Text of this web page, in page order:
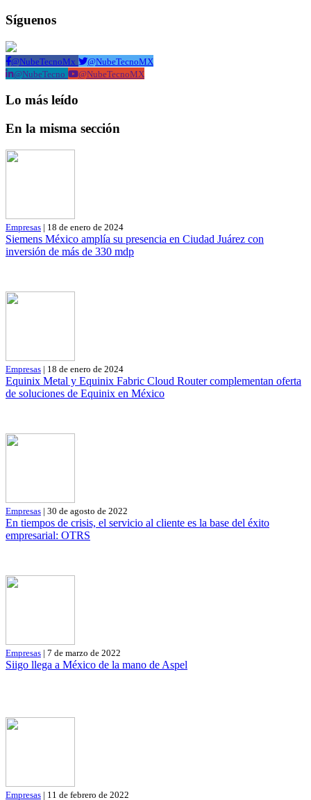
Síguenos
@NubeTecnoMx
@NubeTecnoMX
@NubeTecno
@NubeTecnoMX
Lo más leído
En la misma sección
Empresas | 18 de enero de 2024
Siemens México amplía su presencia en Ciudad Juárez con
inversión de más de 330 mdp
Empresas | 18 de enero de 2024
Equinix Metal y Equinix Fabric Cloud Router complementan oferta
de soluciones de Equinix en México
Empresas | 30 de agosto de 2022
En tiempos de crisis, el servicio al cliente es la base del éxito
empresarial: OTRS
Empresas | 7 de marzo de 2022
Siigo llega a México de la mano de Aspel
Empresas | 11 de febrero de 2022